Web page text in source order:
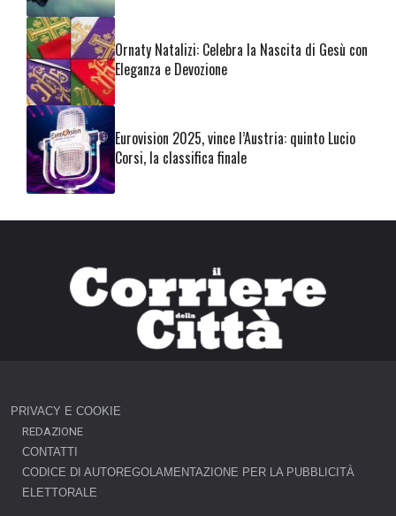
Ornaty Natalizi: Celebra la Nascita di Gesù con
Eleganza e Devozione
Eurovision 2025, vince l’Austria: quinto Lucio
Corsi, la classifica finale
PRIVACY E COOKIE
REDAZIONE
CONTATTI
CODICE DI AUTOREGOLAMENTAZIONE PER LA PUBBLICITÀ
ELETTORALE